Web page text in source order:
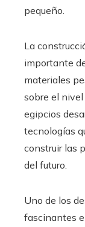
pequeño.
La
importante
materiales
sobre el nivel
egipcios
tecnologías
construir las
del futuro.
Uno de los
fascinantes